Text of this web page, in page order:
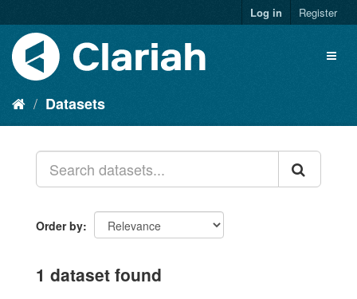
Log in Register
Datasets
Order by
1 dataset found